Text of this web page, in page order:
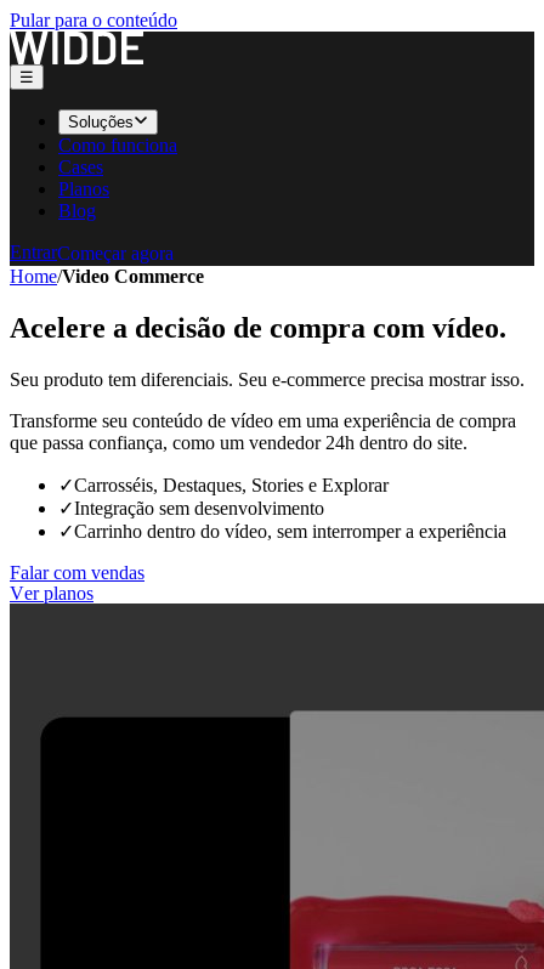
Pular para o conteúdo
☰
Soluções
Como funciona
Cases
Planos
Blog
EntrarC
C
o
o
m
m
e
e
ç
ç
a
a
r
r
a
a
g
g
o
o
r
r
a
a
Home/Video Commerce
Acelere a decisão de compra com vídeo.
Seu produto tem diferenciais. Seu e-commerce precisa mostrar isso.
Transforme seu conteúdo de vídeo em uma experiência de compra
que passa confiança, como um vendedor 24h dentro do site.
✓Carrosséis, Destaques, Stories e Explorar
✓Integração sem desenvolvimento
✓Carrinho dentro do vídeo, sem interromper a experiência
Falar com vendas
Ver planos